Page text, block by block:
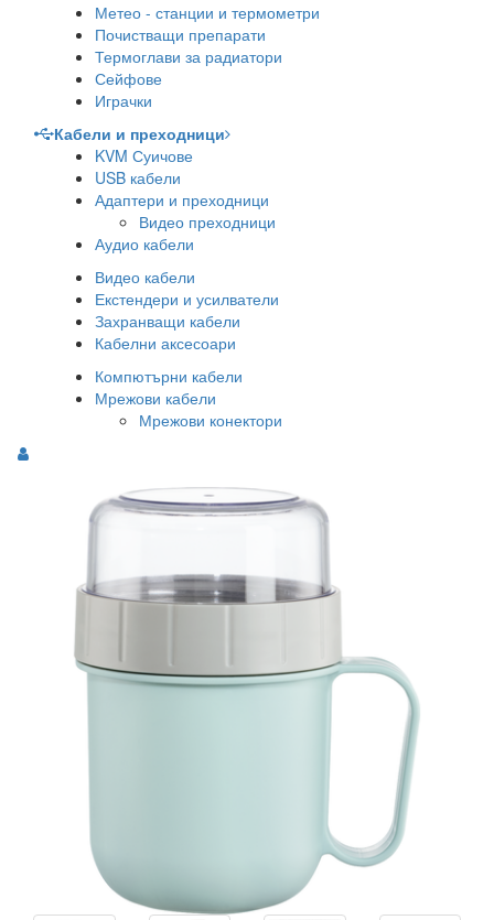
Метео - станции и термометри
Почистващи препарати
Термоглави за радиатори
Сейфове
Играчки
Кабели и преходници
KVM Суичове
USB кабели
Адаптери и преходници
Видео преходници
Аудио кабели
Видео кабели
Екстендери и усилватели
Захранващи кабели
Кабелни аксесоари
Компютърни кабели
Мрежови кабели
Мрежови конектори